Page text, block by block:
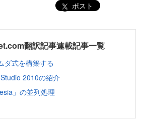
ポスト
翻訳記事連載記事一覧
ダ式を構築する
2010の紹介
」の並列処理